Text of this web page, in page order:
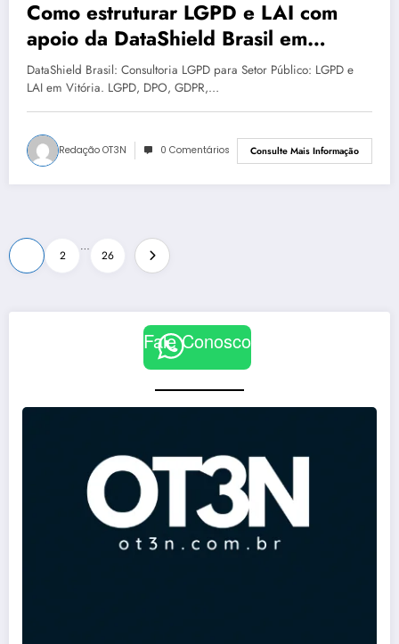
Como estruturar LGPD e LAI com
apoio da DataShield Brasil em
Vitória | Série DataShield 113
DataShield Brasil: Consultoria LGPD para Setor Público: LGPD e
LAI em Vitória. LGPD, DPO, GDPR,…
Redação OT3N 0 Comentários Consulte Mais Informação
Paginação
de
posts
2
…
26
Fale Conosco